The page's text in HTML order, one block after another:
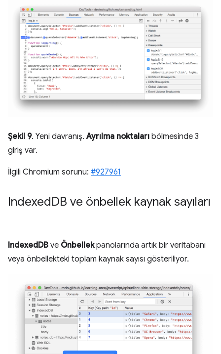
Şekil 9. Yeni davranış.Ayrılma noktaları bölmesinde 3
giriş var.
İlgili Chromium sorunu: #927961
IndexedDB ve önbellek kaynak sayıları
IndexedDB ve Önbellekpanolarında artık bir veritabanı
veya önbellekteki toplam kaynak sayısı gösteriliyor.